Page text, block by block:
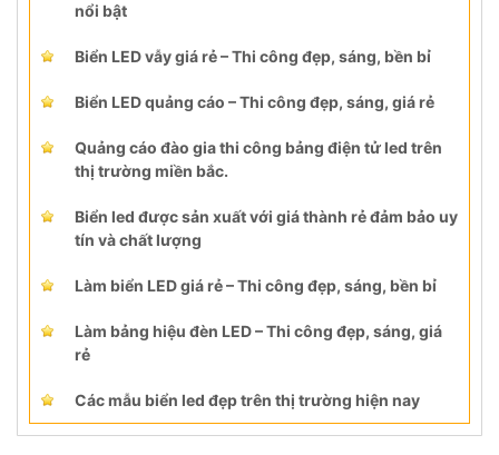
nổi bật
Biển LED vẫy giá rẻ – Thi công đẹp, sáng, bền bỉ
Biển LED quảng cáo – Thi công đẹp, sáng, giá rẻ
Quảng cáo đào gia thi công bảng điện tử led trên
thị trường miền bắc.
Biển led được sản xuất với giá thành rẻ đảm bảo uy
tín và chất lượng
Làm biển LED giá rẻ – Thi công đẹp, sáng, bền bỉ
Làm bảng hiệu đèn LED – Thi công đẹp, sáng, giá
rẻ
Các mẫu biển led đẹp trên thị trường hiện nay